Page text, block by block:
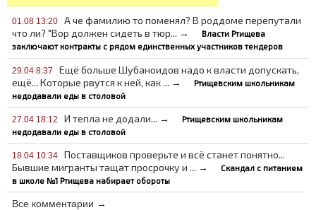
01.08 13:20
А че фамилию то поменял? В роддоме перепутали
что ли? "Вор должен сидеть в тюр... →
Власти Ртищева
заключают контракты с рядом единственных участников тендеров
29.04 8:37
Ещё больше Шубаноидов надо к власти допускать,
ещё... Которые рвутся к ней, как ... →
Ртищевским школьникам
недодавали еды в столовой
27.04 18:12 И тепла не додали... →
Ртищевским школьникам
недодавали еды в столовой
18.04 10:34
Поставщиков проверьте и всё станет понятно...
Бывшие мигранты тащат просрочку и ... →
Скандал с питанием
в школе №1 Ртищева набирает обороты
Все комментарии →